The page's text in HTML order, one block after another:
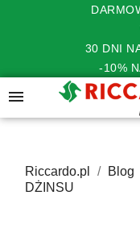
30 DNI
-10%

Riccardo.pl Blog
DŻINSU